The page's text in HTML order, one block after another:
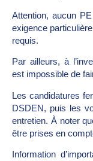
Attention, aucun
exigence particulière
requis.
Par ailleurs, à
est impossible de
Les candidatures
DSDEN, puis les
entretien. À noter
être prises en
Information